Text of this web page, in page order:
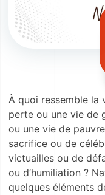
À quoi ressemble la
perte ou une vie de
ou une vie de
sacrifice ou de
victuailles ou de
ou d’humiliation ?
quelques éléments